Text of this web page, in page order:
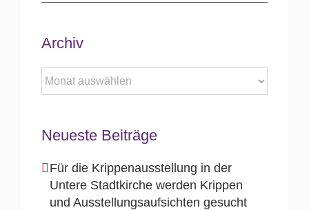
Archiv
Archiv
Neueste Beiträge
Für die Krippenausstellung in der
Untere Stadtkirche werden Krippen
und Ausstellungsaufsichten gesucht